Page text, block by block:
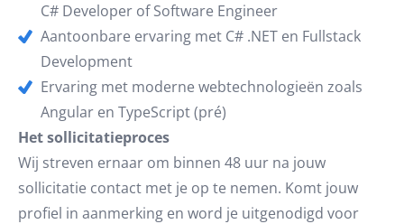
C# Developer of Software Engineer
Aantoonbare ervaring met C# .NET en Fullstack
Development
Ervaring met moderne webtechnologieën zoals
Angular en TypeScript (pré)
Het sollicitatieproces
Wij streven ernaar om binnen 48 uur na jouw
sollicitatie contact met je op te nemen. Komt jouw
profiel in aanmerking en word je uitgenodigd voor